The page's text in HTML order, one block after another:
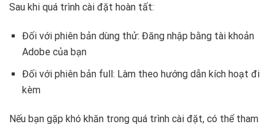
Sau khi quá trình cài đặt hoàn tất:
Đối với phiên bản dùng thử: Đăng nhập bằng tài khoản
Adobe của bạn
Đối với phiên bản full: Làm theo hướng dẫn kích hoạt đi
kèm
Nếu bạn gặp khó khăn trong quá trình cài đặt, có thể tham